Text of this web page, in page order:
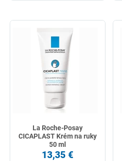
La Roche-Posay
CICAPLAST Krém na ruky
50 ml
13,35 €